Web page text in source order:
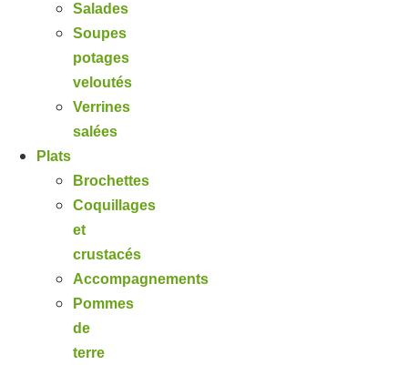
Salades
Soupes
potages
veloutés
Verrines
salées
Plats
Brochettes
Coquillages
et
crustacés
Accompagnements
Pommes
de
terre